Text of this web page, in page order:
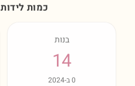
כמות
בנות
14
0ב-2024